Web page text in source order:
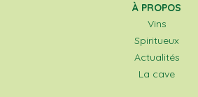
À PROPOS
Vins
Spiritueux
Actualités
La cave